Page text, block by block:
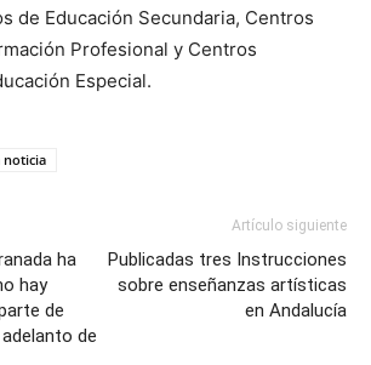
de Educación Secundaria, Centros
Profesional y Centros
Especial.
ha
hay
de
de
Artículo siguiente
Publicadas tres Instrucciones
sobre enseñanzas artísticas
en Andalucía